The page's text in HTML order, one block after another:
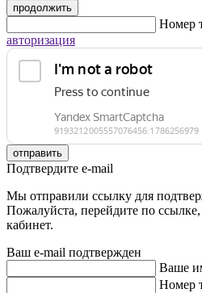
продолжить
Номер
авторизация
отправить
Подтвердите e-mail
Мы отправили ссылку для
Пожалуйста, перейдите по
кабинет.
Ваш e-mail подтвержден
Ваше
Номер